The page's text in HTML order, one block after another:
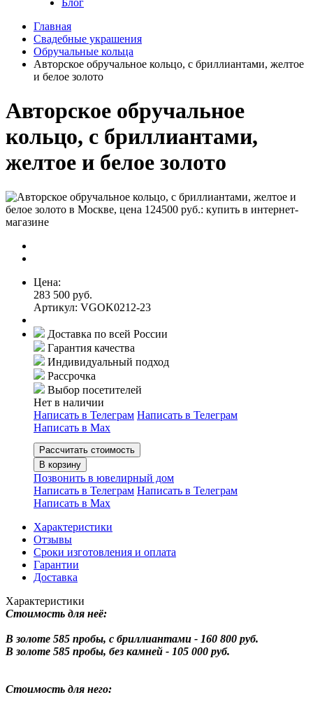
Блог
Главная
Свадебные украшения
Обручальные кольца
Авторское обручальное кольцо, с бриллиантами, желтое
и белое золото
Авторское обручальное
кольцо, с бриллиантами,
желтое и белое золото
Цена:
283 500 руб.
Артикул: VGOK0212-23
Доставка по всей России
Гарантия качества
Индивидуальный подход
Рассрочка
Выбор посетителей
Нет в наличии
Написать в Телеграм Написать в Телеграм
Написать в Мах
Рассчитать стоимость
В корзину
Позвонить в ювелирный дом
Написать в Телеграм Написать в Телеграм
Написать в Мах
Характеристики
Отзывы
Сроки изготовления и оплата
Гарантии
Доставка
Характеристики
Стоимость для неё:
В золоте 585 пробы, с бриллиантами - 160 800 руб.
В золоте 585 пробы, без камней - 105 000 руб.
Стоимость для него: